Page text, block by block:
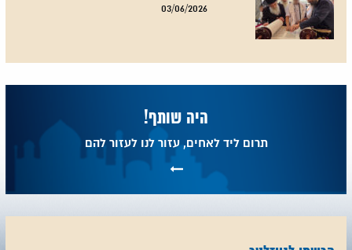
03/06/2026
היה שותף!
תרום ליד לאחים, עזור לנו לעזור להם